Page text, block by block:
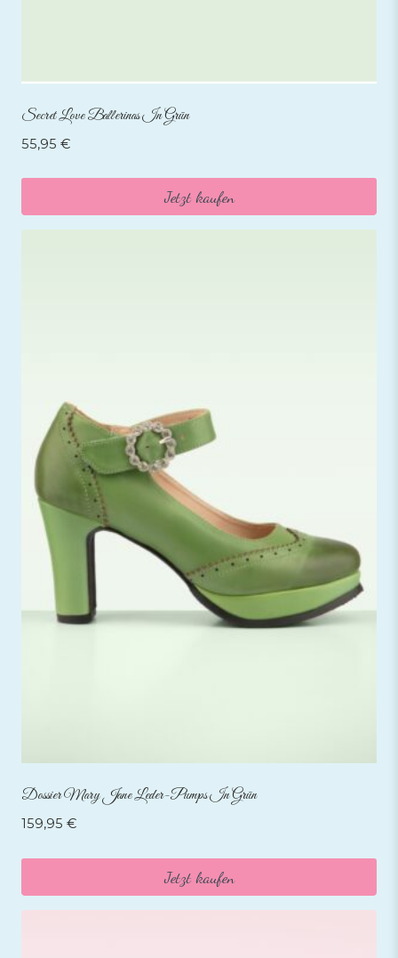
Secret Love Ballerinas In Grün
55,95 €
Jetzt kaufen
Dossier Mary Jane Leder-Pumps In Grün
159,95 €
Jetzt kaufen